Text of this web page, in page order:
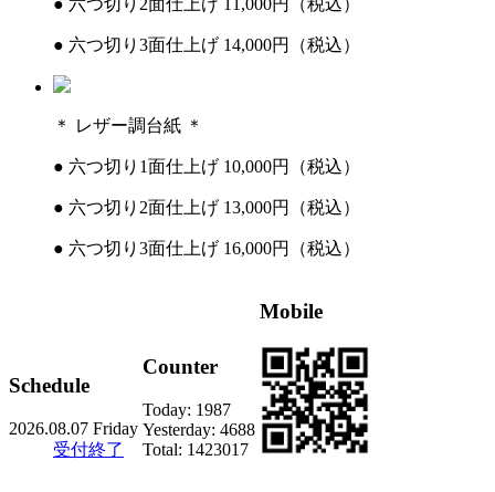
● 六つ切り2面仕上げ 11,000円（税込）
● 六つ切り3面仕上げ 14,000円（税込）
＊ レザー調台紙 ＊
● 六つ切り1面仕上げ 10,000円（税込）
● 六つ切り2面仕上げ 13,000円（税込）
● 六つ切り3面仕上げ 16,000円（税込）
Schedule
2026.08.07 Friday
受付終了
Counter
Today: 1987
Yesterday: 4688
Total: 1423017
Mobile